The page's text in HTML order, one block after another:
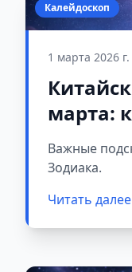
Калейдоскоп
1 марта 2026 г.
марта:
удача
Важные
Зодиака.
Читать